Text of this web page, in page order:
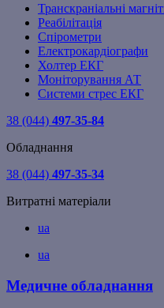
Транскраніальні
Реабілітація
Спірометри
Електрокардіографи
Холтер ЕКГ
Моніторування АТ
Системи стрес ЕКГ
38 (044) 497-35-84
Обладнання
38 (044) 497-35-34
Витратні матеріали
ua
ua
Медичне обладнання